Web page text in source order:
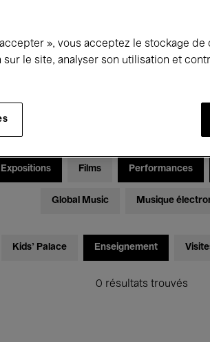
se
Expositions Films Performances
Global Music Musique
Kids’ Palace Enseignement
0 résultats trouvés
», vous acceptez le stockage
sur le site, analyser son utilisation et